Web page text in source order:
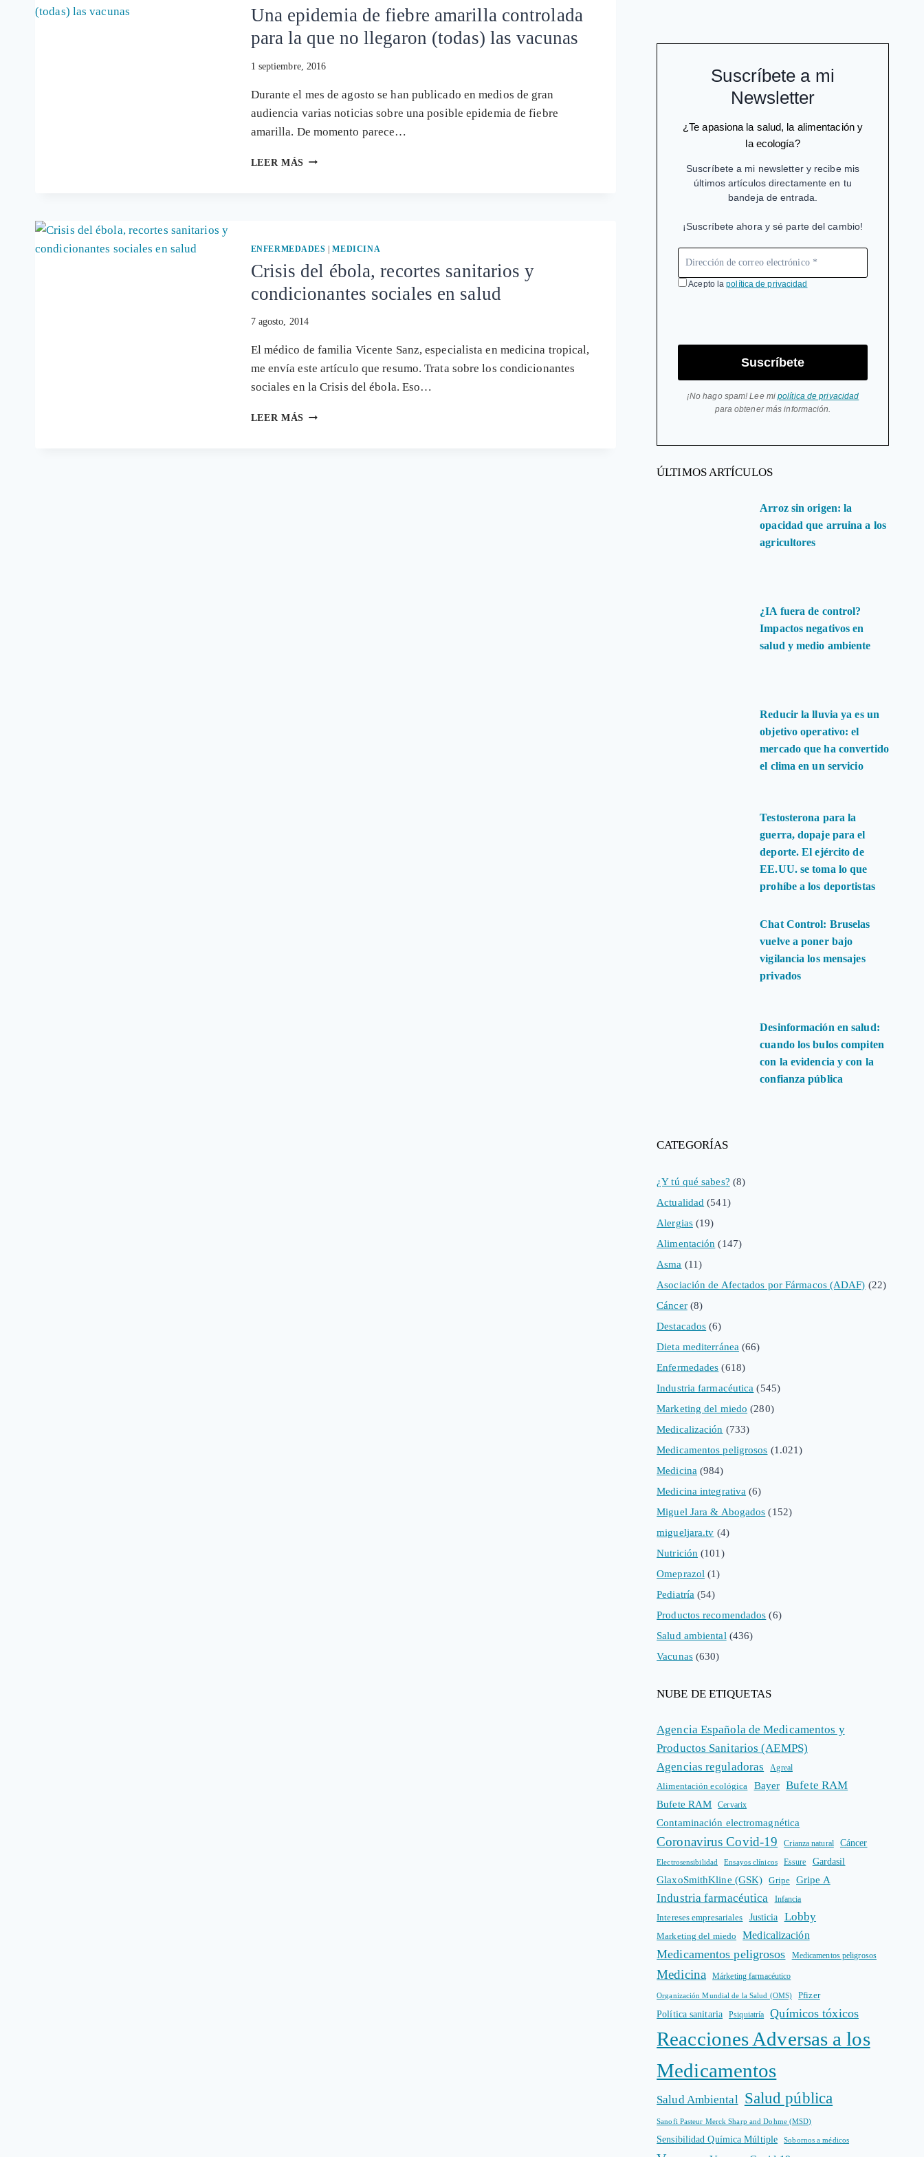
Una epidemia de fiebre amarilla controlada
para la que no llegaron (todas) las vacunas
1 septiembre, 2016
Durante el mes de agosto se han publicado en medios de gran
audiencia varias noticias sobre una posible epidemia de fiebre
amarilla. De momento parece…
LEER MÁS UNA
PARA
QUE
NO
LLEGARON
(TODAS)
VACUNAS
ENFERMEDADES |MEDICINA
Crisis del ébola, recortes sanitarios y
condicionantes sociales en salud
7 agosto, 2014
El médico de familia Vicente Sanz, especialista en medicina tropical,
me envía este artículo que resumo. Trata sobre los condicionantes
sociales en la Crisis del ébola. Eso…
LEER MÁS CRISIS
Suscríbete a mi
Newsletter
¿Te apasiona la salud, la alimentación y
la ecología?
Suscríbete a mi newsletter y recibe mis
últimos artículos directamente en tu
bandeja de entrada.
¡Suscríbete ahora y sé parte del cambio!
Acepto lapolítica de privacidad
Suscríbete
¡No hago spam! Lee mipolítica de privacidad
para obtener más información.
ÚLTIMOS ARTÍCULOS
Arroz sin origen: la
opacidad que arruina a los
agricultores
¿IA fuera de control?
Impactos negativos en
salud y medio ambiente
Reducir la lluvia ya es un
objetivo operativo: el
mercado que ha convertido
el clima en un servicio
Testosterona para la
guerra, dopaje para el
deporte. El ejército de
EE.UU. se toma lo que
prohíbe a los deportistas
Chat Control: Bruselas
vuelve a poner bajo
vigilancia los mensajes
privados
Desinformación en salud:
cuando los bulos compiten
con la evidencia y con la
confianza pública
CATEGORÍAS
¿Y tú qué sabes? (8)
Actualidad (541)
Alergias(19)
Alimentación (147)
Asma (11)
Asociación de Afectados por Fármacos (ADAF) (22)
Cáncer(8)
Destacados (6)
Dieta mediterránea (66)
Enfermedades (618)
Industria farmacéutica (545)
Marketing del miedo (280)
Medicalización (733)
Medicamentos peligrosos (1.021)
Medicina (984)
Medicina integrativa (6)
Miguel Jara & Abogados (152)
migueljara.tv (4)
Nutrición (101)
Omeprazol (1)
Pediatría (54)
Productos recomendados (6)
Salud ambiental (436)
Vacunas(630)
NUBE DE ETIQUETAS
Agencia Española de Medicamentos y
Productos Sanitarios (AEMPS)
Agencias reguladoras
Agreal
Alimentación ecológica Bayer Bufete RAM
Bufete RAM Cervarix
Contaminación electromagnética
Coronavirus Covid-19 Crianza natural Cáncer
Electrosensibilidad Ensayos clínicos Essure Gardasil
GlaxoSmithKline (GSK) Gripe Gripe A
Industria farmacéutica Infancia
Intereses empresariales Justicia Lobby
Marketing del miedo Medicalización
Medicamentos peligrosos Medicamentos peligrosos
Medicina Márketing farmacéutico
Organización Mundial de la Salud (OMS) Pfizer
Política sanitaria Psiquiatría Químicos tóxicos
Reacciones Adversas a los
Medicamentos
Salud Ambiental Salud pública
Sanofi Pasteur Merck Sharp and Dohme (MSD)
Sensibilidad Química Múltiple Sobornos a médicos